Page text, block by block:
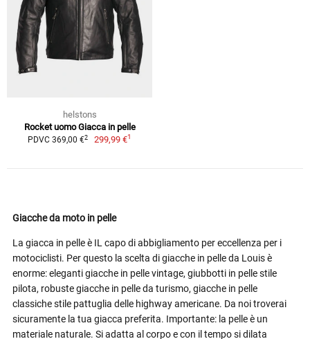
helstons
Rocket uomo Giacca in pelle
PDVC 369,00 €2 299,99 €1
Giacche da moto in pelle
La giacca in pelle è IL capo di abbigliamento per eccellenza per i
motociclisti. Per questo la scelta di giacche in pelle da Louis è
enorme: eleganti giacche in pelle vintage, giubbotti in pelle stile
pilota, robuste giacche in pelle da turismo, giacche in pelle
classiche stile pattuglia delle highway americane. Da noi troverai
sicuramente la tua giacca preferita. Importante: la pelle è un
materiale naturale. Si adatta al corpo e con il tempo si dilata